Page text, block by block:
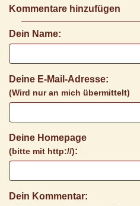
Kommentare hinzufügen
Dein Name:
Deine E-Mail-Adresse:
(Wird nur an mich übermittelt)
Deine Homepage
(bitte mit http://):
Dein Kommentar: